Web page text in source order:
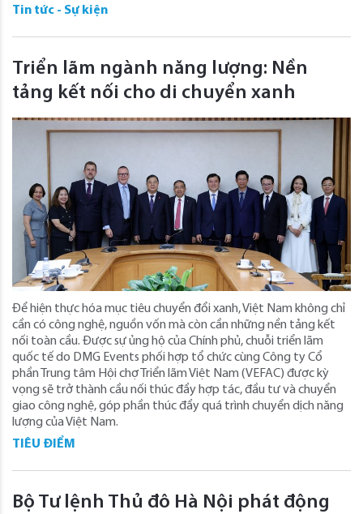
Tin tức - Sự kiện
Triển lãm ngành năng lượng: Nền
tảng kết nối cho di chuyển xanh
Để hiện thực hóa mục tiêu chuyển đổi xanh, Việt Nam không chỉ
cần có công nghệ, nguồn vốn mà còn cần những nền tảng kết
nối toàn cầu. Được sự ủng hộ của Chính phủ, chuỗi triển lãm
quốc tế do DMG Events phối hợp tổ chức cùng Công ty Cổ
phần Trung tâm Hội chợ Triển lãm Việt Nam (VEFAC) được kỳ
vọng sẽ trở thành cầu nối thúc đẩy hợp tác, đầu tư và chuyển
giao công nghệ, góp phần thúc đẩy quá trình chuyển dịch năng
lượng của Việt Nam.
TIÊU ĐIỂM
Bộ Tư lệnh Thủ đô Hà Nội phát động